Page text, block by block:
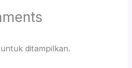
ditampilkan.